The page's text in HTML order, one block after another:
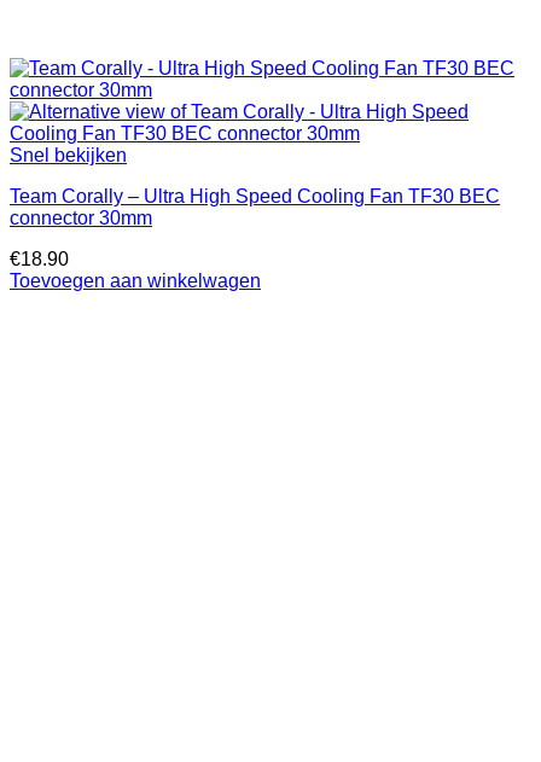
Snel bekijken
Team Corally – Ultra High Speed Cooling Fan TF30 BEC
connector 30mm
€18.90
Toevoegen aan winkelwagen